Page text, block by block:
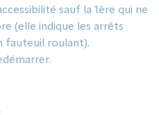
sauf la 1ère qui ne
(elle indique les arrêts
fauteuil roulant).